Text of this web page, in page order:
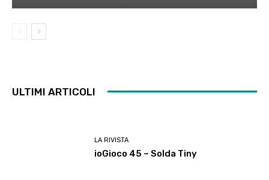
ULTIMI ARTICOLI
LA RIVISTA
ioGioco 45 – Solda Tiny